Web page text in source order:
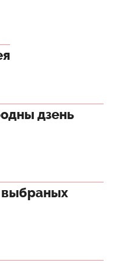
дзень
выбраных